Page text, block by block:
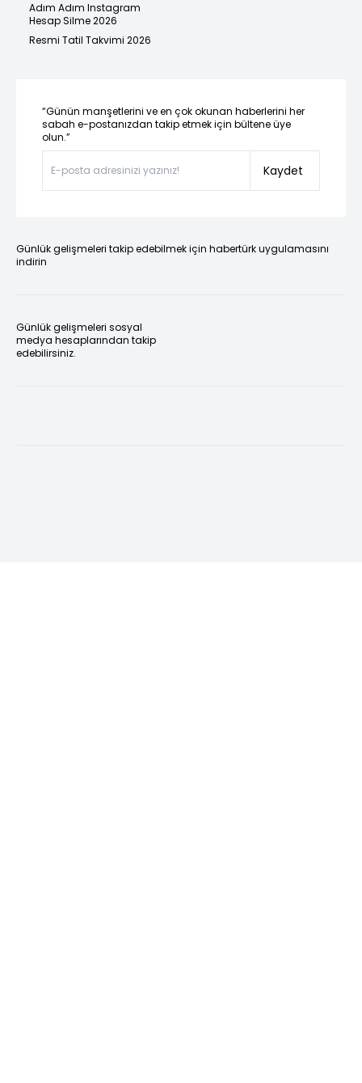
Adım Adım Instagram
Hesap Silme 2026
Resmi Tatil Takvimi 2026
“Günün manşetlerini ve en çok okunan haberlerini her
sabah e-postanızdan takip etmek için bültene üye
olun.”
Kaydet
Günlük gelişmeleri takip edebilmek için habertürk uygulamasını
indirin
Günlük gelişmeleri sosyal
medya hesaplarından takip
edebilirsiniz.